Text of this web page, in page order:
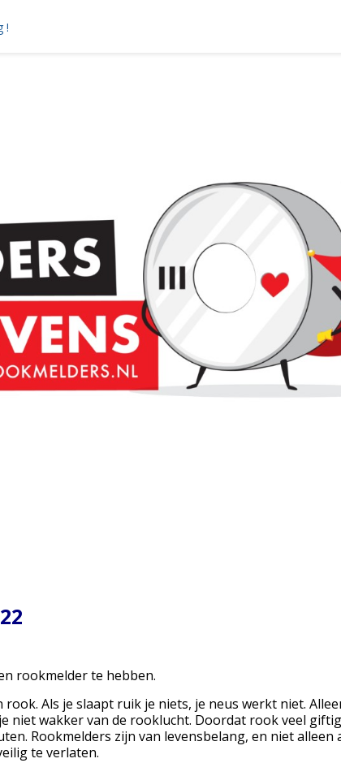
!
rookmelder te hebben.
Als je slaapt ruik je niets, je neus werkt niet.
wakker van de rooklucht. Doordat rook veel
Rookmelders zijn van levensbelang, en niet alleen
te verlaten.